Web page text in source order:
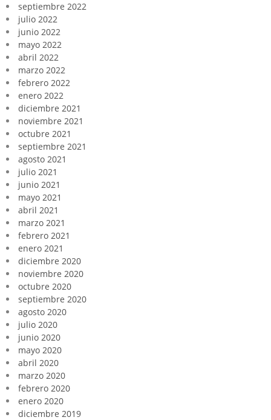
septiembre 2022
julio 2022
junio 2022
mayo 2022
abril 2022
marzo 2022
febrero 2022
enero 2022
diciembre 2021
noviembre 2021
octubre 2021
septiembre 2021
agosto 2021
julio 2021
junio 2021
mayo 2021
abril 2021
marzo 2021
febrero 2021
enero 2021
diciembre 2020
noviembre 2020
octubre 2020
septiembre 2020
agosto 2020
julio 2020
junio 2020
mayo 2020
abril 2020
marzo 2020
febrero 2020
enero 2020
diciembre 2019